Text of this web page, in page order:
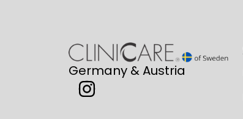
Germany & Austria